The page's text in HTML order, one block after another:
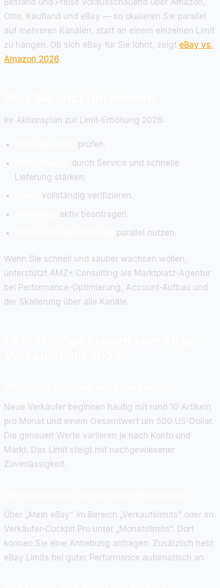
Otto, Kaufland und eBay — so skalieren Sie parallel
auf mehreren Kanälen, statt an einem einzelnen Limit
zu hängen. Ob sich eBay für Sie lohnt, zeigt eBay vs.
Amazon 2026.
Ihr Aktionsplan zur Limit-Erhöhung 2026:
prüfen.
durch Service und schnelle
Lieferung stärken.
vollständig verifizieren.
aktiv beantragen.
parallel nutzen.
Wenn Sie schnell und sauber wachsen wollen,
unterstützt AMZ+ Consulting als Marktplatz-Agentur
bei Performance-Optimierung, Account-Aufbau und
der Skalierung über alle Kanäle.
Neue Verkäufer beginnen häufig mit rund 10 Artikeln
pro Monat und einem Gesamtwert um 500 US-Dollar.
Die genauen Werte variieren je nach Konto und
Markt. Das Limit steigt mit nachgewiesener
Zuverlässigkeit.
Über „Mein eBay" im Bereich „Verkaufslimits" oder im
Verkäufer-Cockpit Pro unter „Monatslimits". Dort
können Sie eine Anhebung anfragen. Zusätzlich hebt
eBay Limits bei guter Performance automatisch an.